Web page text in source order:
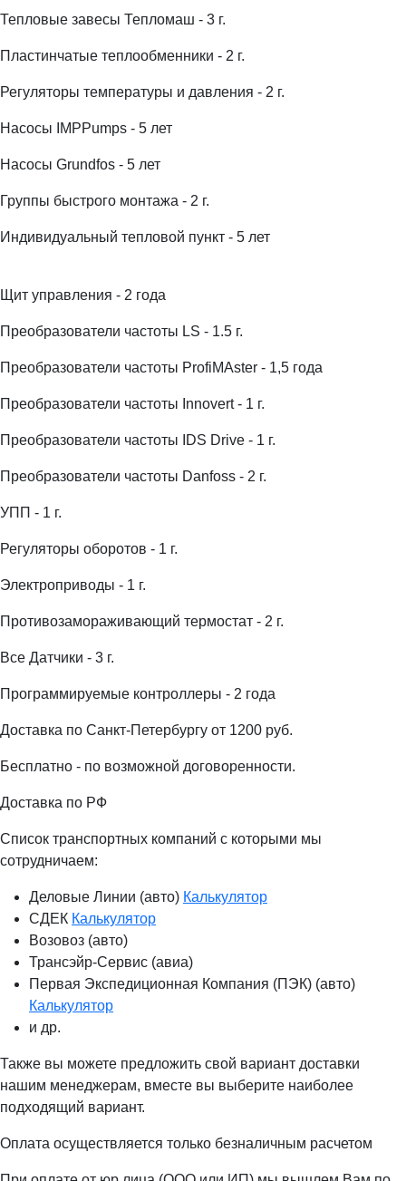
Тепловые завесы Тепломаш - 3 г.
Пластинчатые теплообменники - 2 г.
Регуляторы температуры и давления - 2 г.
Насосы IMPPumps - 5 лет
Насосы Grundfos - 5 лет
Группы быстрого монтажа - 2 г.
Индивидуальный тепловой пункт - 5 лет
Щит управления - 2 года
Преобразователи частоты LS - 1.5 г.
Преобразователи частоты ProfiMAster - 1,5 года
Преобразователи частоты Innovert - 1 г.
Преобразователи частоты IDS Drive - 1 г.
Преобразователи частоты Danfoss - 2 г.
УПП - 1 г.
Регуляторы оборотов - 1 г.
Электроприводы - 1 г.
Противозамораживающий термостат - 2 г.
Все Датчики - 3 г.
Программируемые контроллеры - 2 года
Доставка по Санкт-Петербургу от 1200 руб.
Бесплатно - по возможной договоренности.
Доставка по РФ
Список транспортных компаний с которыми мы
сотрудничаем:
Деловые Линии (авто) Калькулятор
СДЕК Калькулятор
Возовоз (авто)
Трансэйр-Сервис (авиа)
Первая Экспедиционная Компания (ПЭК) (авто)
Калькулятор
и др.
Также вы можете предложить свой вариант доставки
нашим менеджерам, вместе вы выберите наиболее
подходящий вариант.
Оплата осуществляется только безналичным расчетом